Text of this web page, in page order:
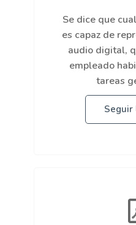
Se dice que
es capaz de
audio digital,
empleado
tareas
Seguir